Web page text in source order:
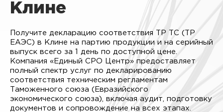
Клине
Получите декларацию соответствия ТР ТС (ТР
ЕАЭС) в Клине на партию продукции и на серийный
выпуск всего за 1 день по доступной цене.
Компания «Единый СРО Центр» предоставляет
полный спектр услуг по декларированию
соответствия техническим регламентам
Таможенного союза (Евразийского
экономического союза), включая аудит, подготовку
документов и сопровождение на всех этапах.